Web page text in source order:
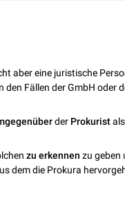
aber eine juristische
Fällen der GmbH oder
der Prokurist
zu erkennen zu geben
dem die Prokura